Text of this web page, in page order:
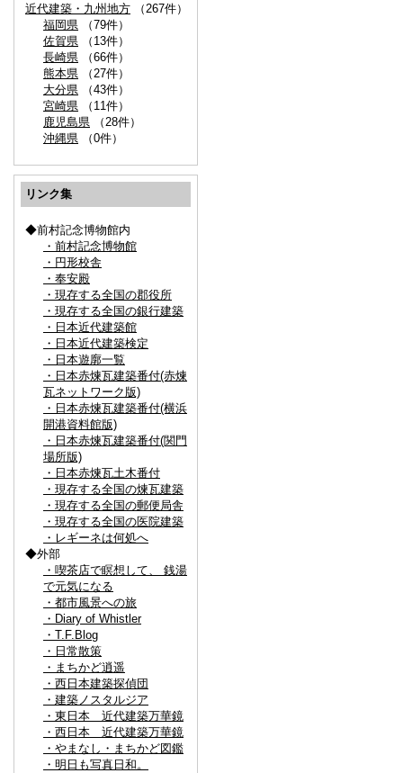
近代建築・九州地方 （267件）
福岡県 （79件）
佐賀県 （13件）
長崎県 （66件）
熊本県 （27件）
大分県 （43件）
宮崎県 （11件）
鹿児島県 （28件）
沖縄県 （0件）
リンク集
◆前村記念博物館内
・前村記念博物館
・円形校舎
・奉安殿
・現存する全国の郡役所
・現存する全国の銀行建築
・日本近代建築館
・日本近代建築検定
・日本遊廓一覧
・日本赤煉瓦建築番付(赤煉
瓦ネットワーク版)
・日本赤煉瓦建築番付(横浜
開港資料館版)
・日本赤煉瓦建築番付(関門
場所版)
・日本赤煉瓦土木番付
・現存する全国の煉瓦建築
・現存する全国の郵便局舎
・現存する全国の医院建築
・レギーネは何処へ
◆外部
・喫茶店で瞑想して、 銭湯
で元気になる
・都市風景への旅
・Diary of Whistler
・T.F.Blog
・日常散策
・まちかど逍遥
・西日本建築探偵団
・建築ノスタルジア
・東日本 近代建築万華鏡
・西日本 近代建築万華鏡
・やまなし・まちかど図鑑
・明日も写真日和。